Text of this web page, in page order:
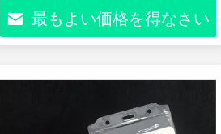
最もよい価格を得なさい